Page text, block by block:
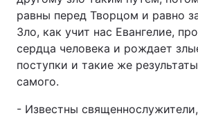
равны перед Творцом и равно
Зло, как учит нас Евангелие,
сердца человека и рождает
поступки и такие же
самого.
- Известны